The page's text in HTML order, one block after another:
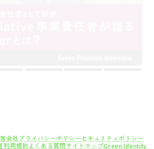
会社 プライバシーポリシーセキュリティポリシー
利用規約 よくある質問 サイトマップGreen Identity